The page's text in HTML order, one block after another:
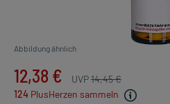
Abbildung ähnlich
12,38 € UVP14,45 €
124 PlusHerzen sammeln